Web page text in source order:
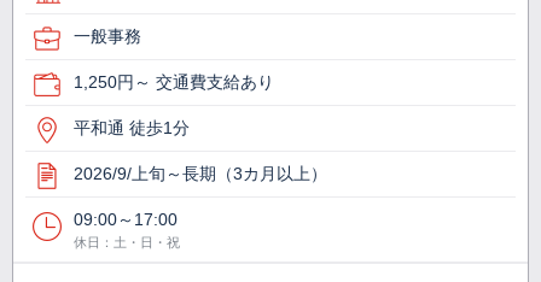
一般事務
1,250円～ 交通費支給あり
平和通 徒歩1分
2026/9/上旬～長期（3カ月以上）
09:00～17:00
休日：土・日・祝